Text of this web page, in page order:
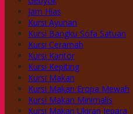
Jam Hias
Kursi Ayunan
Kursi Bangku Sofa Satuan
Kursi Ceramah
Kursi Kantor
Kursi Kepiting
Kursi Makan
Kursi Makan Eropa Mewah
Kursi Makan Minimalis
Kursi Makan Ukiran Jepara